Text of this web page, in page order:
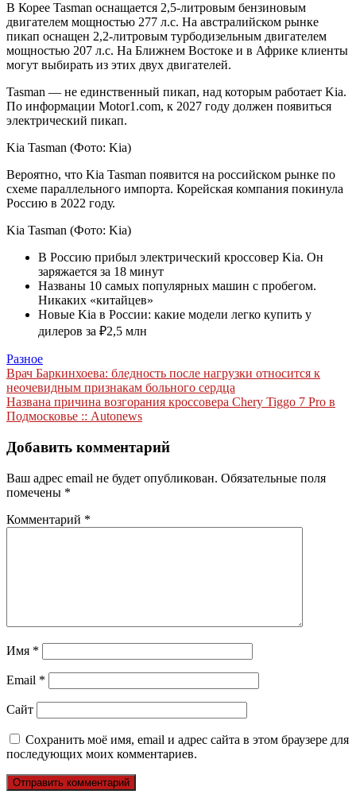
В Корее Tasman оснащается 2,5-литровым бензиновым
двигателем мощностью 277 л.с. На австралийском рынке
пикап оснащен 2,2-литровым турбодизельным двигателем
мощностью 207 л.с. На Ближнем Востоке и в Африке клиенты
могут выбирать из этих двух двигателей.
Tasman — не единственный пикап, над которым работает Kia.
По информации Motor1.com, к 2027 году должен появиться
электрический пикап.
Kia Tasman (Фото: Kia)
Вероятно, что Kia Tasman появится на российском рынке по
схеме параллельного импорта. Корейская компания покинула
Россию в 2022 году.
Kia Tasman (Фото: Kia)
В Россию прибыл электрический кроссовер Kia. Он
заряжается за 18 минут
Названы 10 самых популярных машин с пробегом.
Никаких «китайцев»
Новые Kia в России: какие модели легко купить у
дилеров за ₽2,5 млн
Разное
Навигация
по
записям
Врач Баркинхоева: бледность после нагрузки относится к
неочевидным признакам больного сердца
Названа причина возгорания кроссовера Chery Tiggo 7 Pro в
Подмосковье :: Autonews
Добавить комментарий
Ваш адрес email не будет опубликован. Обязательные поля
помечены *
Комментарий *
Имя *
Email *
Сайт
Сохранить моё имя, email и адрес сайта в этом браузере для
последующих моих комментариев.